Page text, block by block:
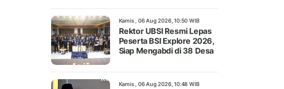
Kamis , 06 Aug 2026, 10:50 WIB
Rektor UBSI Resmi Lepas
Peserta BSI Explore 2026,
Siap Mengabdi di 38 Desa
Kamis , 06 Aug 2026, 10:48 WIB